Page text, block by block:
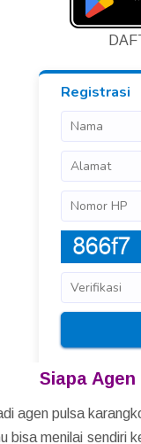
Siapa
agen pulsa
bisa menilai sendiri